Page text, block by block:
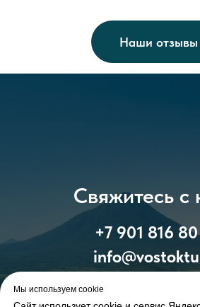
Мы используем cookie
Наши отзывы
Свяжитесь с
+7 901 816